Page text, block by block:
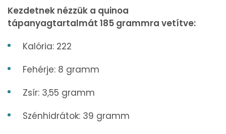
Kezdetnek nézzük a quinoa
tápanyagtartalmát 185 grammra vetítve:
Kalória: 222
Fehérje: 8 gramm
Zsír: 3,55 gramm
Szénhidrátok: 39 gramm